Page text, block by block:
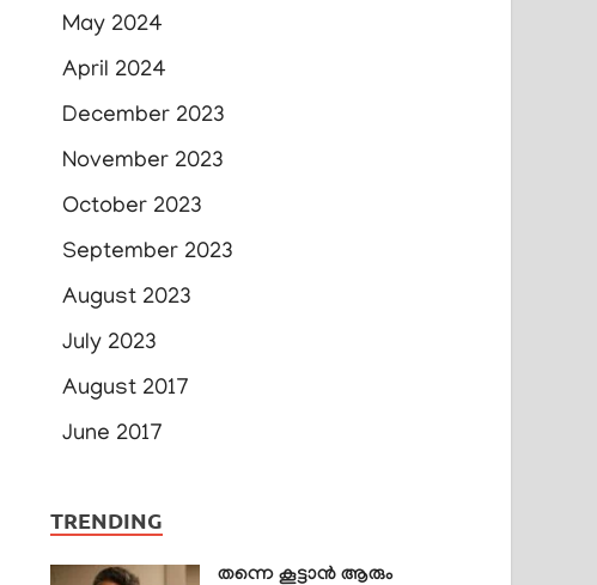
May 2024
April 2024
December 2023
November 2023
October 2023
September 2023
August 2023
July 2023
August 2017
June 2017
TRENDING
തന്നെ കൂട്ടാൻ ആരും